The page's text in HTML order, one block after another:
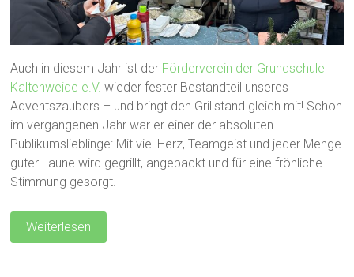
Auch in diesem Jahr ist der Förderverein der Grundschule
Kaltenweide e.V.wieder fester Bestandteil unseres
Adventszaubers – und bringt den Grillstand gleich mit! Schon
im vergangenen Jahr war er einer der absoluten
Publikumslieblinge: Mit viel Herz, Teamgeist und jeder Menge
guter Laune wird gegrillt, angepackt und für eine fröhliche
Stimmung gesorgt.
Weiterlesen